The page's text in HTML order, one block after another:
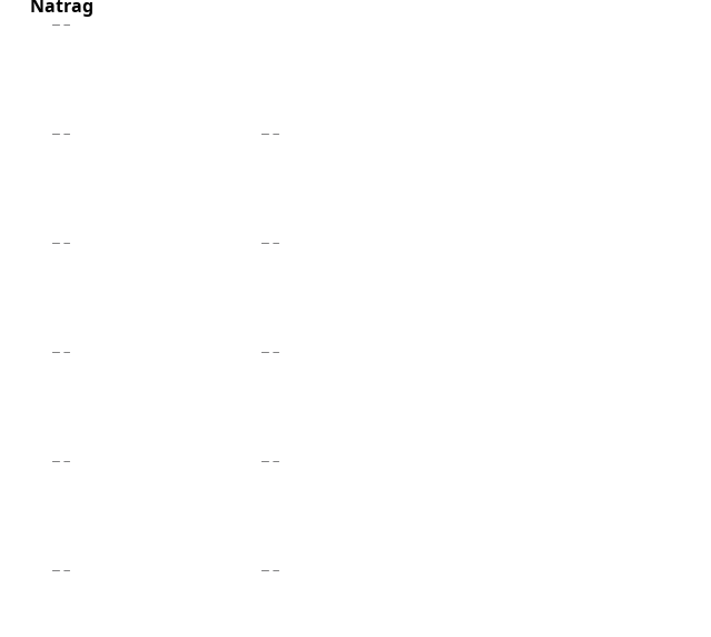
Natrag